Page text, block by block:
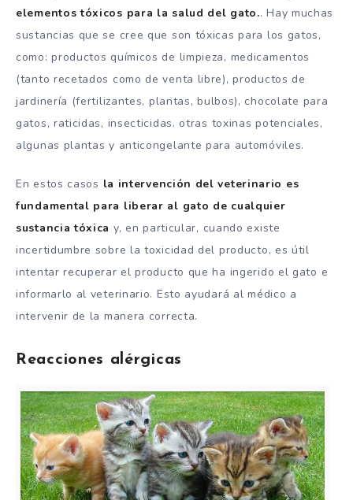
elementos tóxicos para la salud del gato.. Hay muchas
sustancias que se cree que son tóxicas para los gatos,
como: productos químicos de limpieza, medicamentos
(tanto recetados como de venta libre), productos de
jardinería (fertilizantes, plantas, bulbos), chocolate para
gatos, raticidas, insecticidas. otras toxinas potenciales,
algunas plantas y anticongelante para automóviles.
En estos casos la intervención del veterinario es
fundamental para liberar al gato de cualquier
sustancia tóxica y, en particular, cuando existe
incertidumbre sobre la toxicidad del producto, es útil
intentar recuperar el producto que ha ingerido el gato e
informarlo al veterinario. Esto ayudará al médico a
intervenir de la manera correcta.
Reacciones alérgicas